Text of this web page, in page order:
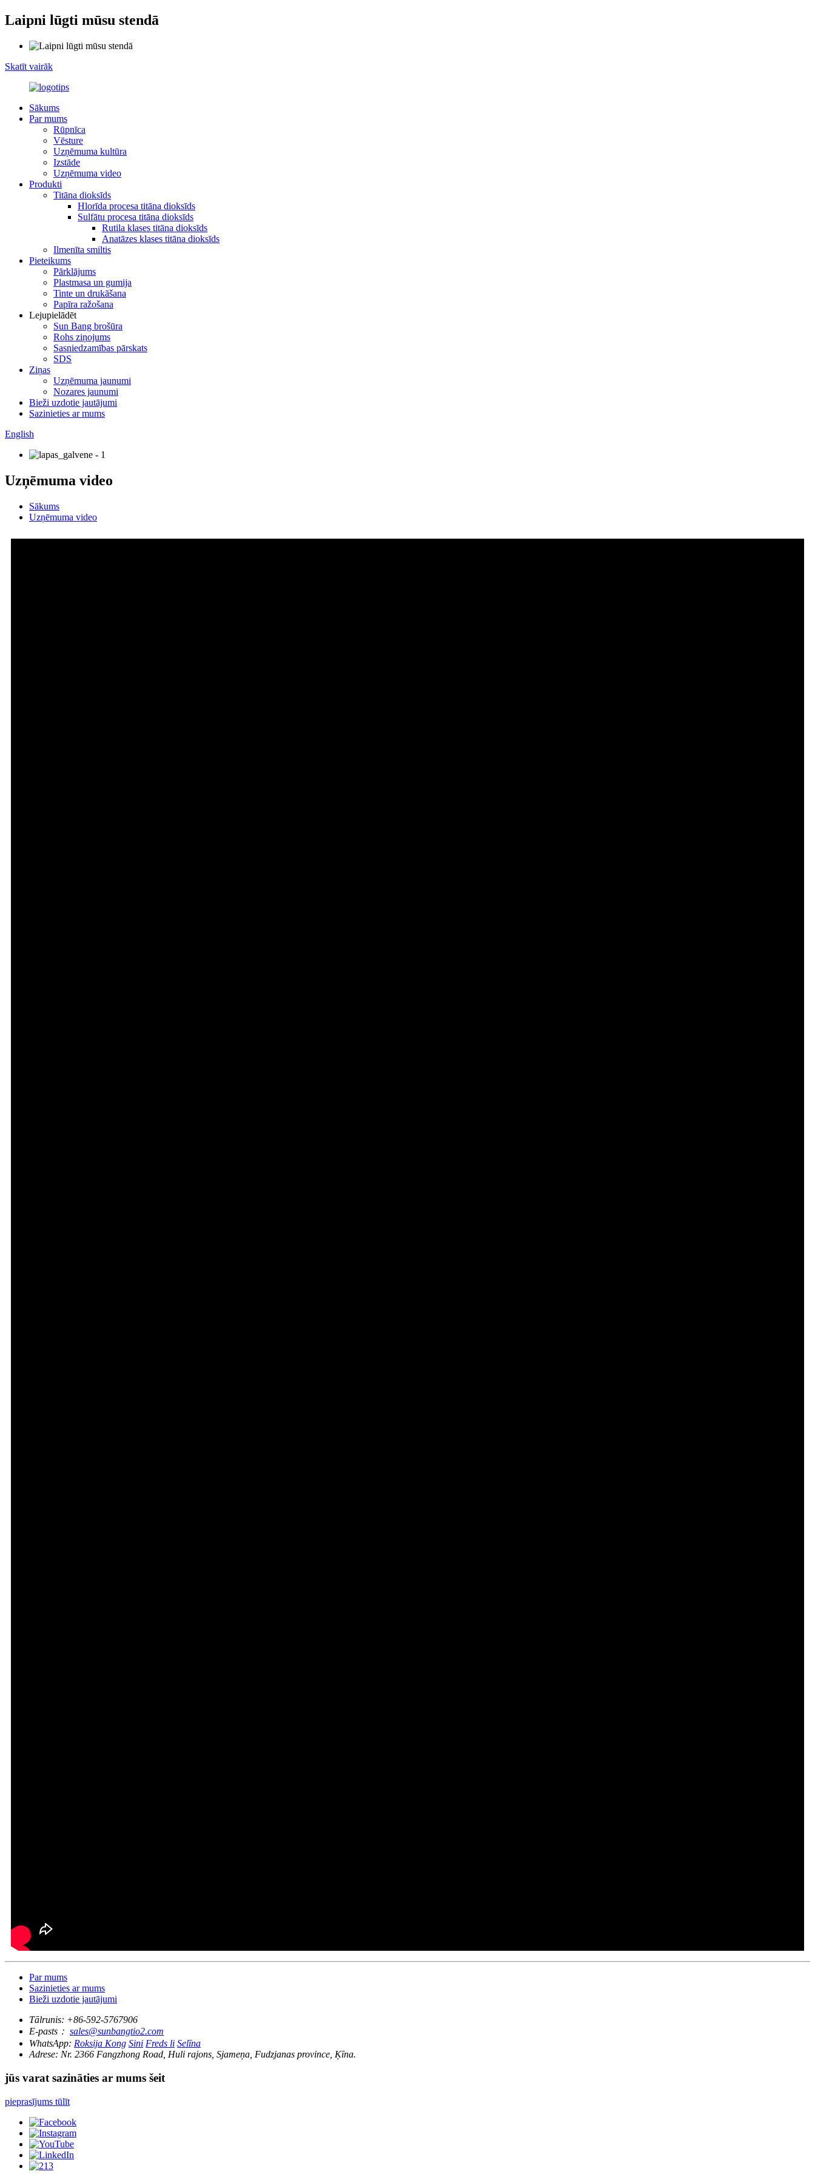
Laipni lūgti mūsu stendā
Skatīt vairāk
Sākums
Par mums
Rūpnīca
Vēsture
Uzņēmuma kultūra
Izstāde
Uzņēmuma video
Produkti
Titāna dioksīds
Hlorīda procesa titāna dioksīds
Sulfātu procesa titāna dioksīds
Rutila klases titāna dioksīds
Anatāzes klases titāna dioksīds
Ilmenīta smiltis
Pieteikums
Pārklājums
Plastmasa un gumija
Tinte un drukāšana
Papīra ražošana
Lejupielādēt
Sun Bang brošūra
Rohs ziņojums
Sasniedzamības pārskats
SDS
Ziņas
Uzņēmuma jaunumi
Nozares jaunumi
Bieži uzdotie jautājumi
Sazinieties ar mums
English
Uzņēmuma video
Sākums
Uzņēmuma video
Par mums
Sazinieties ar mums
Bieži uzdotie jautājumi
Tālrunis: +86-592-5767906
E-pasts： sales@sunbangtio2.com
WhatsApp: Roksija Kong Sini Freds li Selīna
Adrese: Nr. 2366 Fangzhong Road, Huli rajons, Sjameņa, Fudzjanas province, Ķīna.
jūs varat sazināties ar mums šeit
pieprasījums tūlīt